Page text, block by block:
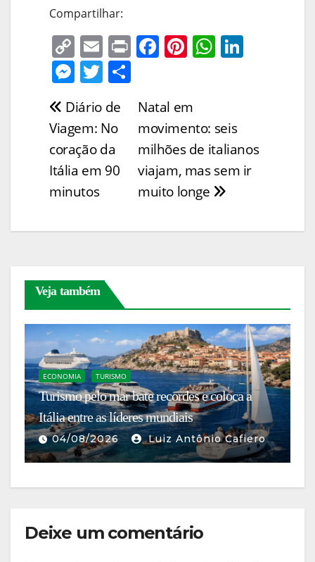
Compartilhar:
C
o
p
y
Li
n
k
E
m
ai
l
Pr F
e
b
o
o
k
Pi
e
st
W
A
p
p
n
M
e
ss
e
n
g
er
T
w
itt
er
h
ar
e
Navegação
de
Post
Natal em
movimento: seis
milhões de italianos
viajam, mas sem ir
muito longe
Diário de
Viagem: No
coração da
Itália em 90
minutos
Veja também
ECONOMIA TURISMO
Turismo pelo mar bate recordes e coloca a
Itália entre as líderes mundiais
04/08/2026 Luiz Antônio Cafiero
Deixe um comentário